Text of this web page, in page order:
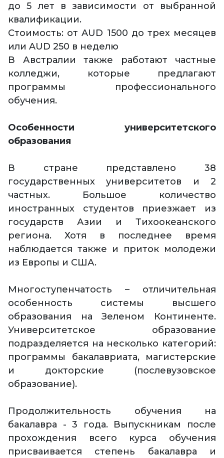
до 5 лет в зависимости от выбранной
квалификации.
Стоимость: от AUD 1500 до трех месяцев
или AUD 250 в неделю
В Австралии также работают частные
колледжи, которые предлагают
программы профессионального
обучения.
Особенности университетского
образования
В стране представлено 38
государственных университетов и 2
частных. Большое количество
иностранных студентов приезжает из
государств Азии и Тихоокеанского
региона. Хотя в последнее время
наблюдается также и приток молодежи
из Европы и США.
Многоступенчатость – отличительная
особенность системы высшего
образования на Зеленом Континенте.
Университетское образование
подразделяется на несколько категорий:
программы бакалавриата, магистерские
и докторские (послевузовское
образование).
Продолжительность обучения на
бакалавра - 3 года. Выпускникам после
прохождения всего курса обучения
присваивается степень бакалавра и